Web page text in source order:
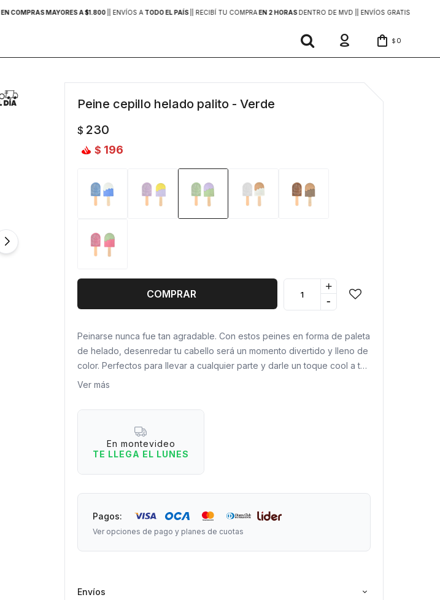
EN COMPRAS MAYORES A $1.800 | ENVÍOS A TODO EL PAÍS | RECIBÍ TU COMPRAEN 2 HORASDENTRO DE MVD | | ENVÍOS GRATIS
$ 0
Peine cepillo helado palito - Verde
$ 230
$ 196
COMPRAR
+
-
Peinarse nunca fue tan agradable. Con estos peines en forma de paleta
de helado, desenredar tu cabello será un momento divertido y lleno de
color. Perfectos para llevar a cualquier parte y darle un toque cool a tu
rutina de belleza.
¿Por qué te van a encantar?
1. Diseño irresistible en forma de helado, para un estilo único.
2. Cerdas flexibles que desenredan sin tirones ni dolor.
3. Compacto y ligero, ideal para llevar en la bolsa o mochila.
Tip: Úsalo en seco o húmedo para un peinado perfecto en cualquier
momento.
Ver más
En montevideo
TE LLEGA EL LUNES
Pagos:
Ver opciones de pago y planes de cuotas
Envíos